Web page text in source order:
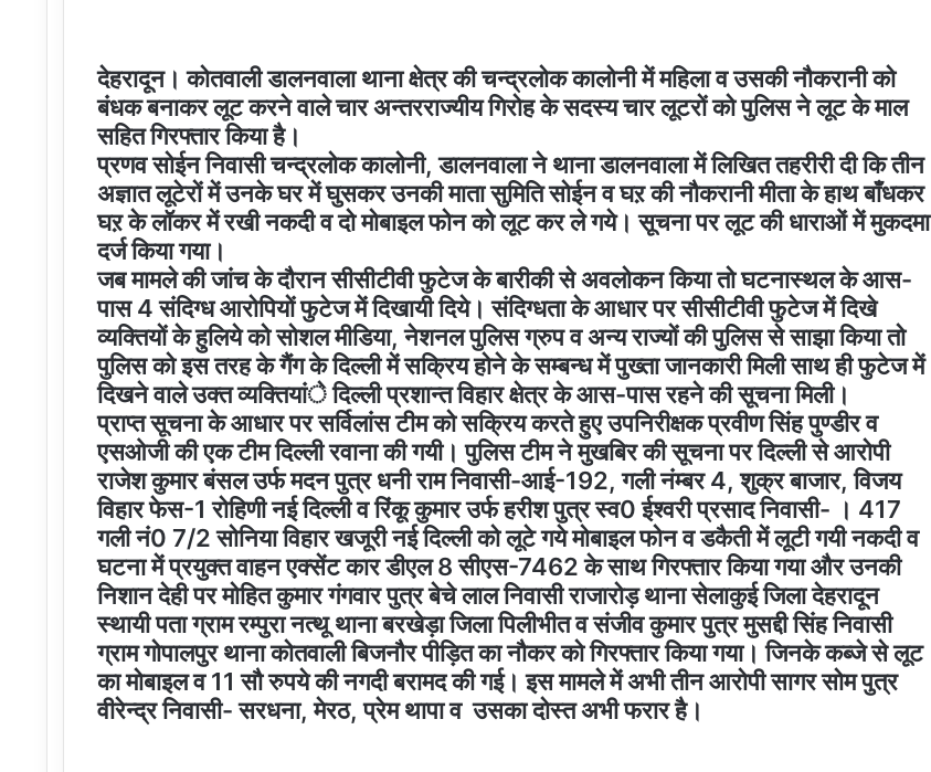
देहरादून। कोतवाली डालनवाला थाना क्षेत्र की चन्द्रलोक कालोनी में महिला व उसकी नौकरानी को
बंधक बनाकर लूट करने वाले चार अन्तरराज्यीय गिरोह के सदस्य चार लूटरों को पुलिस ने लूट के माल
सहित गिरफ्तार किया है।
प्रणव सोईन निवासी चन्द्रलोक कालोनी, डालनवाला ने थाना डालनवाला में लिखित तहरीरी दी कि तीन
अज्ञात लूटेरों में उनके घर में घुसकर उनकी माता सुमिति सोईन व घऱ की नौकरानी मीता के हाथ बाँधकर
घऱ के लॉकर में रखी नकदी व दो मोबाइल फोन को लूट कर ले गये। सूचना पर लूट की धाराओं में मुकदमा
दर्ज किया गया।
जब मामले की जांच के दौरान सीसीटीवी फुटेज के बारीकी से अवलोकन किया तो घटनास्थल के आस-
पास 4 संदिग्ध आरोपियों फुटेज में दिखायी दिये। संदिग्धता के आधार पर सीसीटीवी फुटेज में दिखे
व्यक्तियों के हुलिये को सोशल मीडिया, नेशनल पुलिस ग्रुप व अन्य राज्यों की पुलिस से साझा किया तो
पुलिस को इस तरह के गैंग के दिल्ली में सक्रिय होने के सम्बन्ध में पुख्ता जानकारी मिली साथ ही फुटेज में
दिखने वाले उक्त व्यक्तियांे दिल्ली प्रशान्त विहार क्षेत्र के आस-पास रहने की सूचना मिली।
प्राप्त सूचना के आधार पर सर्विलांस टीम को सक्रिय करते हुए उपनिरीक्षक प्रवीण सिंह पुण्डीर व
एसओजी की एक टीम दिल्ली रवाना की गयी। पुलिस टीम ने मुखबिर की सूचना पर दिल्ली से आरोपी
राजेश कुमार बंसल उर्फ मदन पुत्र धनी राम निवासी-आई-192, गली नंम्बर 4, शुक्र बाजार, विजय
विहार फेस-1 रोहिणी नई दिल्ली व रिंकू कुमार उर्फ हरीश पुत्र स्व0 ईश्वरी प्रसाद निवासी- । 417
गली नं0 7/2 सोनिया विहार खजूरी नई दिल्ली को लूटे गये मोबाइल फोन व डकैती में लूटी गयी नकदी व
घटना में प्रयुक्त वाहन एक्सेंट कार डीएल 8 सीएस-7462 के साथ गिरफ्तार किया गया और उनकी
निशान देही पर मोहित कुमार गंगवार पुत्र बेचे लाल निवासी राजारोड़ थाना सेलाकुई जिला देहरादून
स्थायी पता ग्राम रम्पुरा नत्थू थाना बरखेड़ा जिला पिलीभीत व संजीव कुमार पुत्र मुसद्दी सिंह निवासी
ग्राम गोपालपुर थाना कोतवाली बिजनौर पीड़ित का नौकर को गिरफ्तार किया गया। जिनके कब्जे से लूट
का मोबाइल व 11 सौ रुपये की नगदी बरामद की गई। इस मामले में अभी तीन आरोपी सागर सोम पुत्र
वीरेन्द्र निवासी- सरधना, मेरठ, प्रेम थापा व उसका दोस्त अभी फरार है।